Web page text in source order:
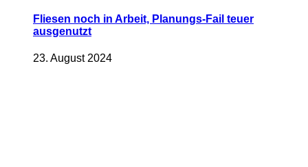
Fliesen noch in Arbeit, Planungs-Fail teuer
ausgenutzt
23. August 2024